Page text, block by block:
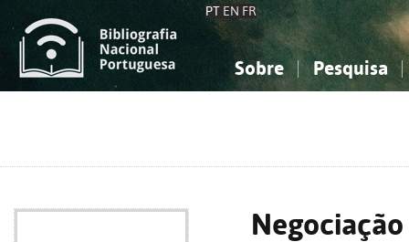
PT EN FR
Sobre Pesquisa
Negociação